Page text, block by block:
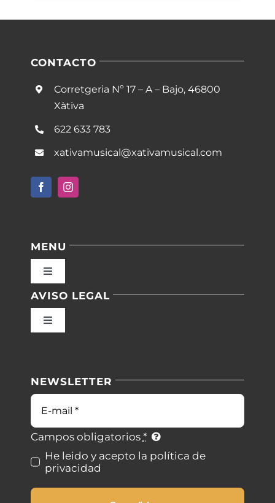
CONTACTO
Corretgeria Nº 17 – A – Bajo, 46800
Xàtiva
622 633 783
xativamusical@xativamusical.com
MENU
Toggle
Inicio
Blog
Contacto
AVISO LEGAL
Toggle
Condiciones de uso
Ley de cookies
Desistimiento
NEWSLETTER
Correo
electrónico
Campos obligatorios *
He leido y acepto la política de
privacidad